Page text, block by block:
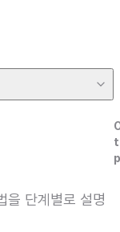
단계별로 설명